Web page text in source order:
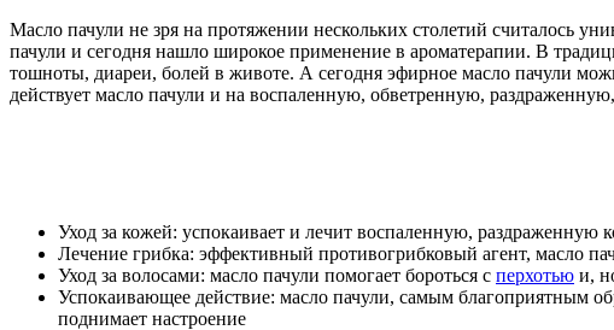
Масло пачули не зря на протяжении нескольких столетий считалось
пачули и сегодня нашло широкое применение в ароматерапии. В
тошноты, диареи, болей в животе. А сегодня эфирное масло пачули
действует масло пачули и на воспаленную, обветренную,
Уход за кожей: успокаивает и лечит воспаленную, раздраженную
Лечение грибка: эффективный противогрибковый агент, масло
Уход за волосами: масло пачули помогает бороться с перхотью и,
Успокаивающее действие: масло пачули, самым благоприятным
поднимает настроение